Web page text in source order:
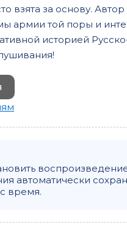
взята за основу.
армии той поры и
историей
автоматически
время.